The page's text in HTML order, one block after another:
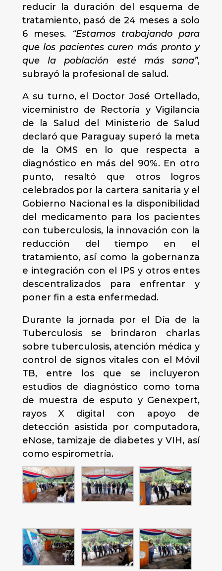
reducir la duración del esquema de
tratamiento, pasó de 24 meses a solo
6 meses. “Estamos trabajando para
que los pacientes curen más pronto y
que la población esté más sana”,
subrayó la profesional de salud.
A su turno, el Doctor José Ortellado,
viceministro de Rectoría y Vigilancia
de la Salud del Ministerio de Salud
declaró que Paraguay superó la meta
de la OMS en lo que respecta a
diagnóstico en más del 90%. En otro
punto, resaltó que otros logros
celebrados por la cartera sanitaria y el
Gobierno Nacional es la disponibilidad
del medicamento para los pacientes
con tuberculosis, la innovación con la
reducción del tiempo en el
tratamiento, así como la gobernanza
e integración con el IPS y otros entes
descentralizados para enfrentar y
poner fin a esta enfermedad.
Durante la jornada por el Día de la
Tuberculosis se brindaron charlas
sobre tuberculosis, atención médica y
control de signos vitales con el Móvil
TB, entre los que se incluyeron
estudios de diagnóstico como toma
de muestra de esputo y Genexpert,
rayos X digital con apoyo de
detección asistida por computadora,
eNose, tamizaje de diabetes y VIH, así
como espirometría.